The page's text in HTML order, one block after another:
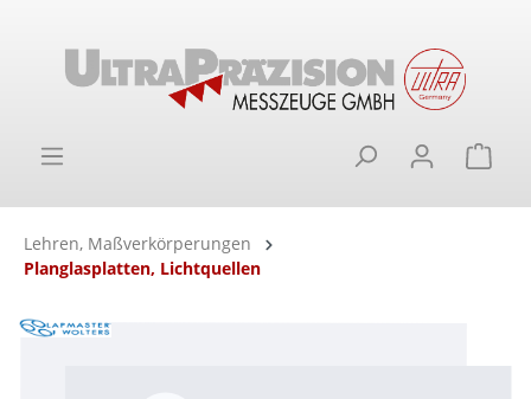
Lehren, Maßverkörperungen
Planglasplatten, Lichtquellen
Bildergalerie überspringen